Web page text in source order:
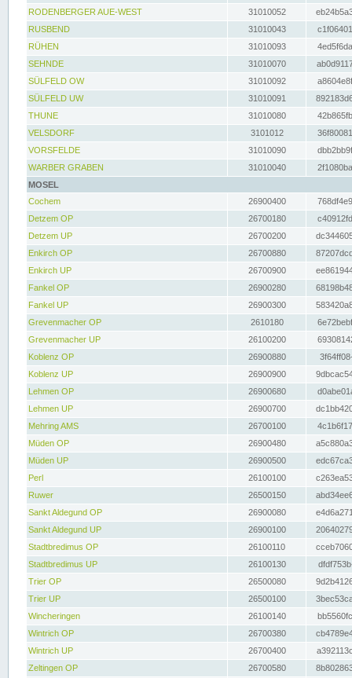
RODENBERGER AUE-WEST
31010052
RUSBEND
31010043
RÜHEN
31010093
SEHNDE
31010070
SÜLFELD OW
31010092
SÜLFELD UW
31010091
THUNE
31010080
VELSDORF
3101012
VORSFELDE
31010090
WARBER GRABEN
31010040
MOSEL
Cochem
26900400
Detzem OP
26700180
Detzem UP
26700200
Enkirch OP
26700880
Enkirch UP
26700900
Fankel OP
26900280
Fankel UP
26900300
Grevenmacher OP
2610180
Grevenmacher UP
26100200
Koblenz OP
26900880
Koblenz UP
26900900
Lehmen OP
26900680
Lehmen UP
26900700
Mehring AMS
26700100
Müden OP
26900480
Müden UP
26900500
Perl
26100100
Ruwer
26500150
Sankt Aldegund OP
26900080
Sankt Aldegund UP
26900100
Stadtbredimus OP
26100110
Stadtbredimus UP
26100130
Trier OP
26500080
Trier UP
26500100
Wincheringen
26100140
Wintrich OP
26700380
Wintrich UP
26700400
Zeltingen OP
26700580